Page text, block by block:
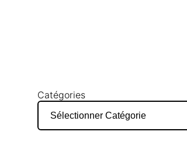
Catégories